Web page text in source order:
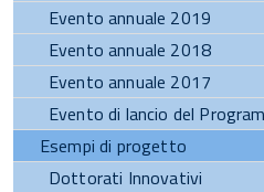
Evento annuale 2019
Evento annuale 2018
Evento annuale 2017
Evento di lancio del
Esempi di progetto
Dottorati Innovativi